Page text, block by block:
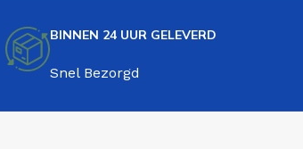
BINNEN 24 UUR GELEVERD
Snel Bezorgd